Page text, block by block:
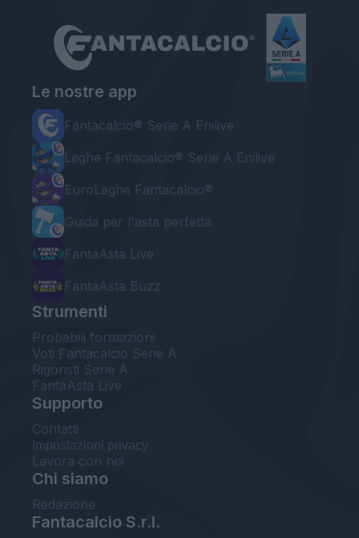
Le nostre app
Fantacalcio® Serie A Enilive
Leghe Fantacalcio® Serie A Enilive
EuroLeghe Fantacalcio®
Guida per l'asta perfetta
FantaAsta Live
FantaAsta Buzz
Strumenti
Probabili formazioni
Voti Fantacalcio Serie A
Rigoristi Serie A
FantaAsta Live
Supporto
Contatti
Impostazioni privacy
Lavora con noi
Chi siamo
Redazione
Fantacalcio S.r.l.